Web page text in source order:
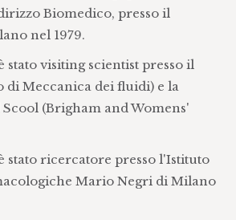
Biomedico, presso il
nel 1979.
stato visiting scientist presso il
Meccanica dei fluidi) e la
(Brigham and Womens'
stato ricercatore presso l'Istituto
Mario Negri di Milano